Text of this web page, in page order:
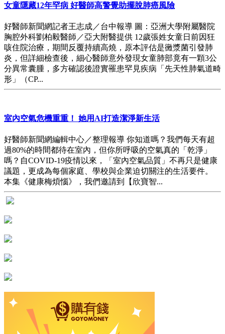
女童隱藏12年罕病 好醫師高警覺助擺脫肺癌風險
好醫師新聞網記者王志成／台中報導 圖：亞洲大學附屬醫院
胸腔外科劉柏毅醫師／亞大附醫提供 12歲張姓女童日前因狂
咳住院治療，期間反覆持續高燒，原本評估是黴漿菌引發肺
炎，但詳細檢查後，細心醫師意外發現女童肺部竟有一顆3公
分異常囊腫，多方確認後證實罹患罕見疾病「先天性肺氣道畸
形」（CP...
室內空氣危機重重！ 她用AI打造潔淨新生活
好醫師新聞網編輯中心／整理報導 你知道嗎？我們每天有超
過80%的時間都待在室內，但你所呼吸的空氣真的「乾淨」
嗎？自COVID-19疫情以來，「室內空氣品質」不再只是健康
議題，更成為每個家庭、學校與企業迫切關注的生活要件。
本集《健康梅煩惱》，我們邀請到【欣寶智...